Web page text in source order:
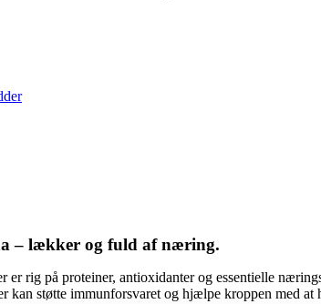
– lækker og fuld af næring.
er rig på proteiner, antioxidanter og essentielle
kan støtte immunforsvaret og hjælpe kroppen med